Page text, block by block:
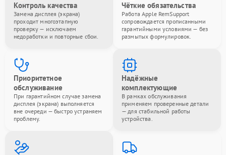
Контроль качества
Замена дисплея (экрана)
проходит многоэтапную
проверку — исключаем
недоработки и повторные сбои.
Чёткие обязательства
Работа Apple RemSupport
сопровождается прописанными
гарантийными условиями — без
размытых формулировок.
Приоритетное
обслуживание
При гарантийном случае замена
дисплея (экрана) выполняется
вне очереди — быстро устраняем
проблему.
Надёжные
комплектующие
В рамках обслуживания
применяем проверенные детали
— для стабильной работы
устройства.